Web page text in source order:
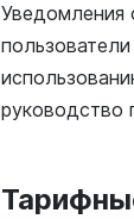
Уведомления
руководство